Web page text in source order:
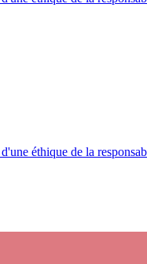
éthique de la